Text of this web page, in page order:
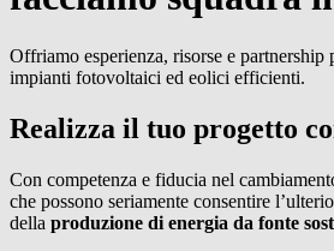
Offriamo esperienza, risorse e partnership
impianti fotovoltaici ed eolici efficienti.
Realizza il tuo progetto
Con competenza e fiducia nel
che possono seriamente consentire
della produzione di energia da fonte